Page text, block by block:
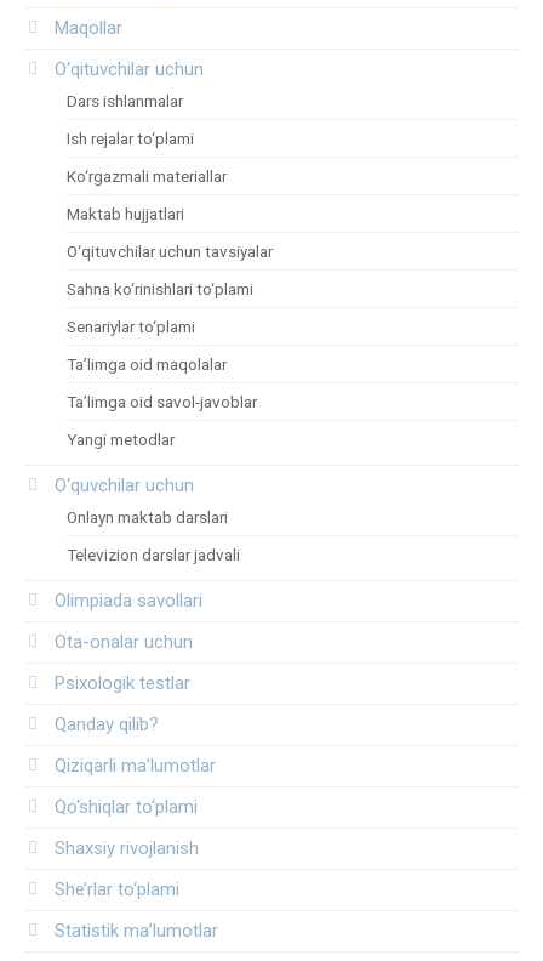
Maqollar
O‘qituvchilar uchun
Dars ishlanmalar
Ish rejalar to‘plami
Ko‘rgazmali materiallar
Maktab hujjatlari
O‘qituvchilar uchun tavsiyalar
Sahna ko‘rinishlari to‘plami
Senariylar to‘plami
Ta’limga oid maqolalar
Ta’limga oid savol-javoblar
Yangi metodlar
O‘quvchilar uchun
Onlayn maktab darslari
Televizion darslar jadvali
Olimpiada savollari
Ota-onalar uchun
Psixologik testlar
Qanday qilib?
Qiziqarli ma’lumotlar
Qo‘shiqlar to‘plami
Shaxsiy rivojlanish
She’rlar to‘plami
Statistik ma’lumotlar